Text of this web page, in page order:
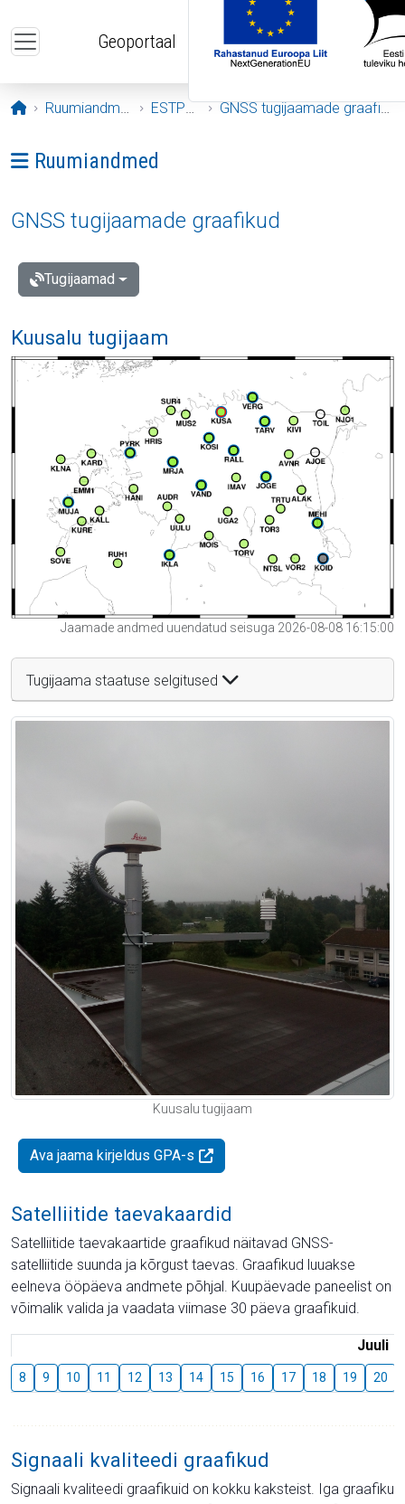
Geoportaal
Avaleht
Ruumiandmed ESTPOS GNSS tugijaamade graafikud
Ava menüü: Ruumiandmed
Ruumiandmed
GNSS tugijaamade graafikud
Tugijaamad
Kuusalu tugijaam
Jaamade andmed uuendatud seisuga 2026-08-08 16:15:00
Tugijaama staatuse selgitused
Kuusalu tugijaam
Ava jaama kirjeldus GPA-s
Satelliitide taevakaardid
Satelliitide taevakaartide graafikud näitavad GNSS-
satelliitide suunda ja kõrgust taevas. Graafikud luuakse
eelneva ööpäeva andmete põhjal. Kuupäevade paneelist on
võimalik valida ja vaadata viimase 30 päeva graafikuid.
Juuli
8 9 10 11 12 13 14 15 16 17 18 19 20
Signaali kvaliteedi graafikud
Signaali kvaliteedi graafikuid on kokku kaksteist. Iga graafiku